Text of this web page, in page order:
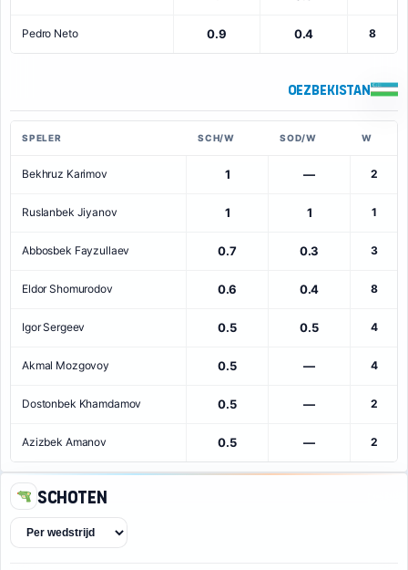
Pedro Neto 0.9 0.4 8
Oezbekistan
SPELER SCH/W SOD/W W
Bekhruz Karimov 1 — 2
Ruslanbek Jiyanov 1 1 1
Abbosbek Fayzullaev 0.7 0.3 3
Eldor Shomurodov 0.6 0.4 8
Igor Sergeev 0.5 0.5 4
Akmal Mozgovoy 0.5 — 4
Dostonbek Khamdamov 0.5 — 2
Azizbek Amanov 0.5 — 2
Schoten